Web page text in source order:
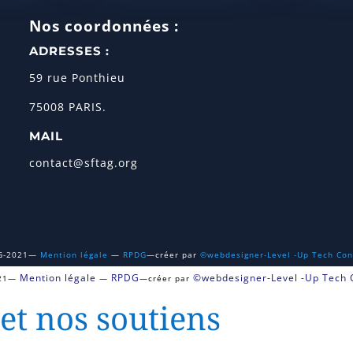
Nos coordonnées :
ADRESSES :
59 rue Ponthieu
75008 PARIS.
MAIL
contact@sftag.org
2021— Mention légale — RPDG—créer par ©webdesigner-Level -Up Tech
Mention légale — RPDG—créer par ©webdesigner-Level -Up Tech
nos soutiens